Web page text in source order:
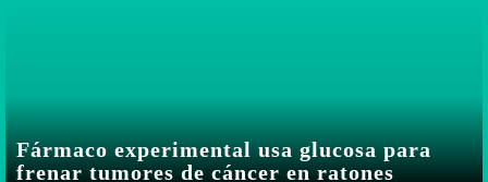
Fármaco experimental usa glucosa para
frenar tumores de cáncer en ratones